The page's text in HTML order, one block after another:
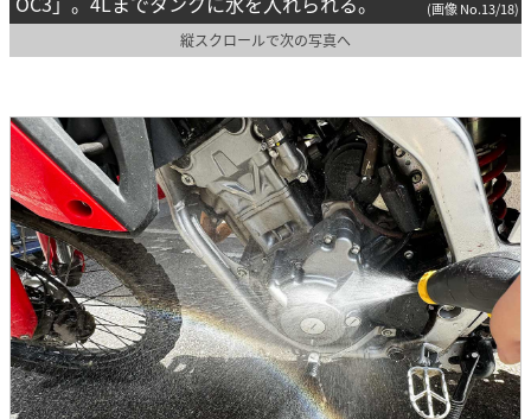
(画像 No.13/18)
縦スクロールで次の写真へ